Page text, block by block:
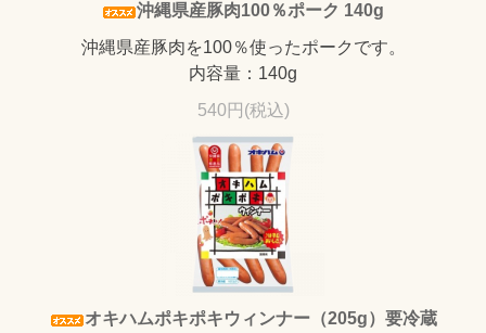
沖縄県産豚肉100％ポーク 140g
沖縄県産豚肉を100％使ったポークです。
内容量：140g
540円(税込)
オキハムポキポキウィンナー（205g）要冷蔵